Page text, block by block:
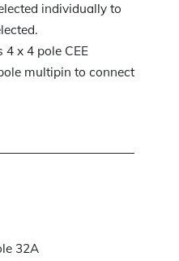
individually to
x 4 pole CEE
multipin to connect
32A